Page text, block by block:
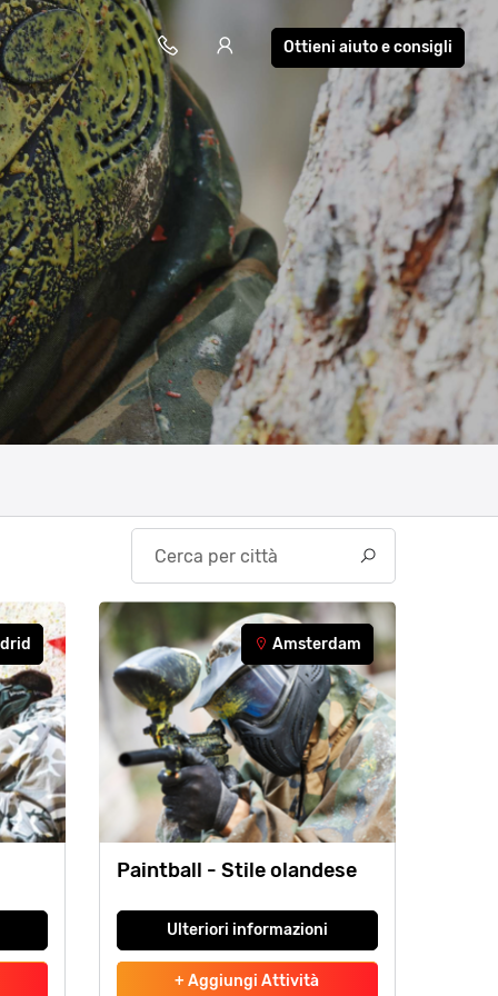
Ottieni aiuto e consigli
Search
Amsterdam
Paintball - Stile olandese
Ulteriori informazioni
+ Aggiungi Attività